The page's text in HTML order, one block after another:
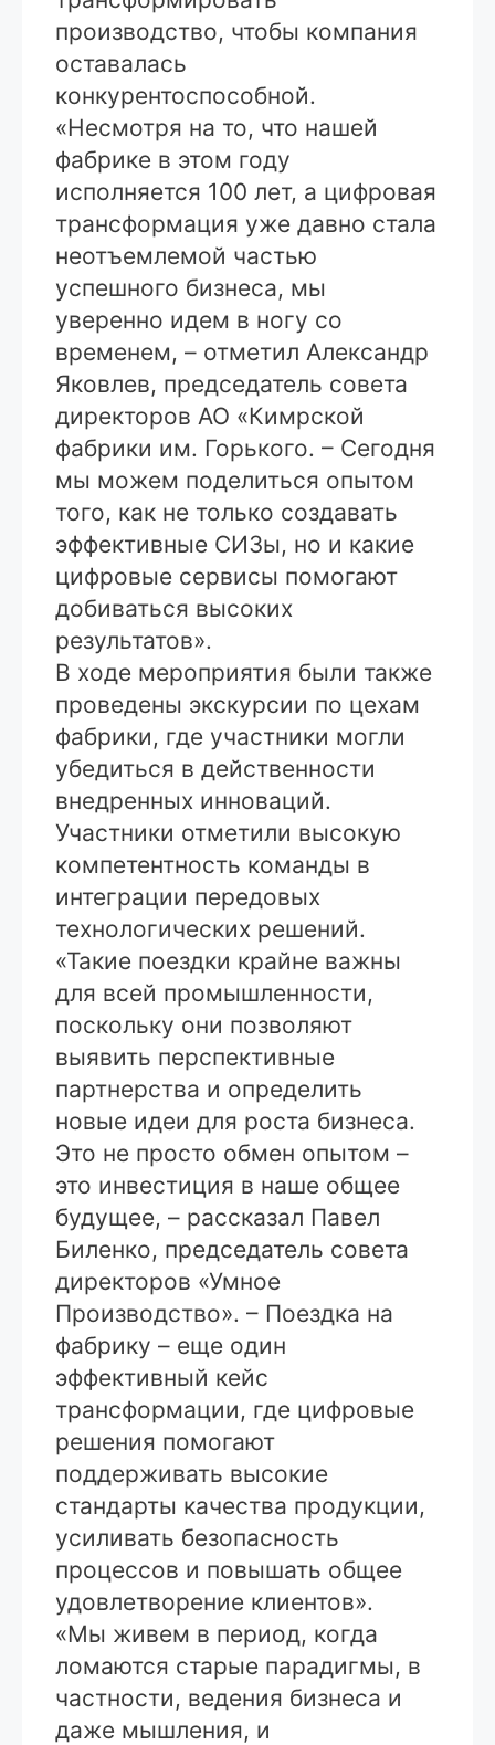
производство, чтобы компания
оставалась
конкурентоспособной.
«Несмотря на то, что нашей
фабрике в этом году
исполняется 100 лет, а цифровая
трансформация уже давно стала
неотъемлемой частью
успешного бизнеса, мы
уверенно идем в ногу со
временем, – отметил Александр
Яковлев, председатель совета
директоров АО «Кимрской
фабрики им. Горького. – Сегодня
мы можем поделиться опытом
того, как не только создавать
эффективные СИЗы, но и какие
цифровые сервисы помогают
добиваться высоких
результатов».
В ходе мероприятия были также
проведены экскурсии по цехам
фабрики, где участники могли
убедиться в действенности
внедренных инноваций.
Участники отметили высокую
компетентность команды в
интеграции передовых
технологических решений.
«Такие поездки крайне важны
для всей промышленности,
поскольку они позволяют
выявить перспективные
партнерства и определить
новые идеи для роста бизнеса.
Это не просто обмен опытом –
это инвестиция в наше общее
будущее, – рассказал Павел
Биленко, председатель совета
директоров «Умное
Производство». – Поездка на
фабрику – еще один
эффективный кейс
трансформации, где цифровые
решения помогают
поддерживать высокие
стандарты качества продукции,
усиливать безопасность
процессов и повышать общее
удовлетворение клиентов».
«Мы живем в период, когда
ломаются старые парадигмы, в
частности, ведения бизнеса и
даже мышления, и